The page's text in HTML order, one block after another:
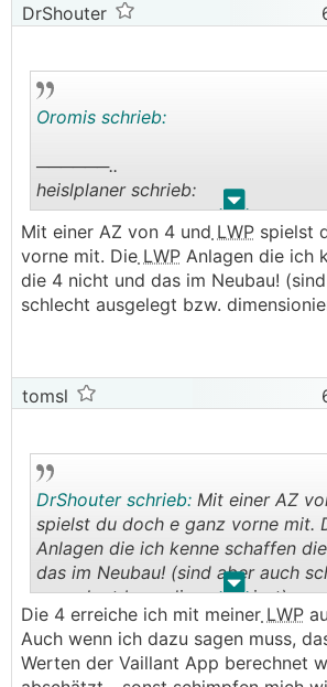
DrShouter
. .
Oromis schrieb:
──────..
heislplaner schrieb:
und vor allem werden hier Werte
Erdwärmegeräten und
durcheinandergewirbelt.
Wenn hier jemand seine Werte
Herzinfarkt
───────────────
Das stimmt, ich hatte auch ein
ob ich meine Werte überhaupt
ich damit aber sagen wollte: Am
es, sich mit derWPzu befassen
Einstellungen (so unterschiedlich
Möglichkeiten auch je nach
zu optimieren bzw. das System zu
kann man viel verbessern, auch
Planungsmängel vorhanden sind.
auch die extrem guten Zahlen hier
Mit einer AZ von 4 und LWP spielst
vorne mit. Die LWP Anlagen die ich
die 4 nicht und das im Neubau!
schlecht ausgelegt bzw.
tomsl
. .
DrShouter schrieb: Mit einer AZ
spielst du doch e ganz vorne mit.
Anlagen die ich kenne schaffen
das im Neubau! (sind aber auch
ausgelegt bzw. dimensioniert).
Die 4 erreiche ich mit meiner LWP
Auch wenn ich dazu sagen muss,
Werten der Vaillant App berechnet